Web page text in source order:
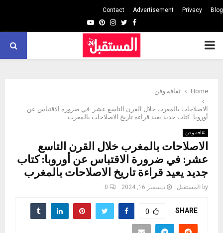
Blog
Privacy
Advertisement
Contact
Facebook
Twitter
Instagram
Pinterest
Youtube
PRIMARY
Home ثقافة وفن
الاصلاحات بالمغرب خلال القرن التاسع عشر: في ضرورة الاقتباس عن
أوروبا: كتاب جديد يعيد قراءة تاريخ الاصلاحات بالمغرب
ثقافة وفن
الاصلاحات بالمغرب خلال القرن التاسع
عشر: في ضرورة الاقتباس عن أوروبا: كتاب
جديد يعيد قراءة تاريخ الاصلاحات بالمغرب
by المستقبل ديسمبر 16, 2024 0
SHARE
0